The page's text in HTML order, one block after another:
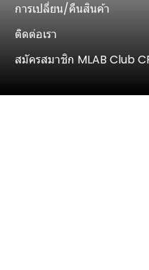
การเปลี่ยน/คืนสินค้า
ติดต่อเรา
สมัครสมาชิก MLAB Club